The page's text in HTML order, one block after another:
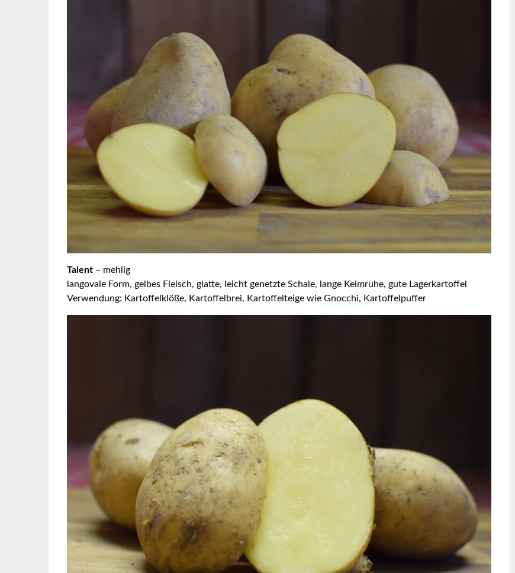
Talent – mehlig
langovale Form, gelbes Fleisch, glatte, leicht genetzte Schale, lange Keimruhe, gute Lagerkartoffel
Verwendung: Kartoffelklöße, Kartoffelbrei, Kartoffelteige wie Gnocchi, Kartoffelpuffer